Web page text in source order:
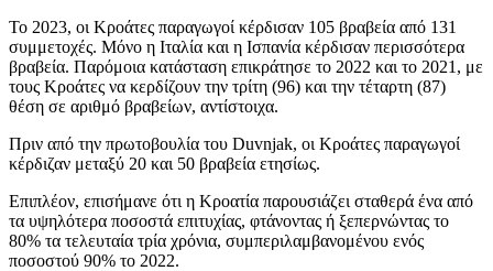
Το 2023, οι Κροάτες παραγωγοί κέρδισαν 105 βραβεία από 131
συμμετοχές. Μόνο η Ιταλία και η Ισπανία κέρδισαν περισσότερα
βραβεία. Παρόμοια κατάσταση επικράτησε το 2022 και το 2021, με
τους Κροάτες να κερδίζουν την τρίτη (96) και την τέταρτη (87)
θέση σε αριθμό βραβείων, αντίστοιχα.
Πριν από την πρωτοβουλία του Duvnjak, οι Κροάτες παραγωγοί
κέρδιζαν μεταξύ 20 και 50 βραβεία ετησίως.
Επιπλέον, επισήμανε ότι η Κροατία παρουσιάζει σταθερά ένα από
τα υψηλότερα ποσοστά επιτυχίας, φτάνοντας ή ξεπερνώντας το
80% τα τελευταία τρία χρόνια, συμπεριλαμβανομένου ενός
ποσοστού 90% το 2022.